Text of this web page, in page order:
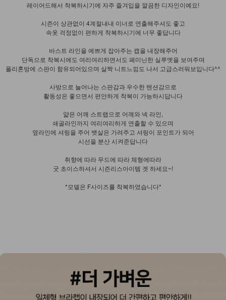
레이어드해서 착복하시기에 자주 즐겨입을 깔끔한 디자인이예요!
시즌이 상관없이 4계절내내 이너로 연출해주셔도 좋고
속옷 걱정없이 편하게 착복하시기에 너무 좋답니다
바스트 라인을 예쁘게 잡아주는 캡을 내장해주어
단독으로 착복시에도 여리여리하면서도 페미닌한 실루엣을 보여주며
폴리혼방에 스판이 함유되어있으며 살짝 니트느낌도 나서 고급스러워보입니다^^
사방으로 늘어나는 스판감과 우수한 텐션감으로
활동성은 좋으면서 편안하게 착복이 가능하시답니다
얇은 어깨 스트랩으로 어깨와 넥 라인,
쇄골라인까지 여리여리하게 연출할 수 있으며
옆라인에 셔링을 주어 뱃살은 가려주고 셔링이 포인트가 되어
시선을 분산 시켜준답니다
취향에 따라 무드에 따라 체형에따라
굿 초이스하셔서 시즌리스아이템 겟 하세요~!
*모델은 F사이즈를 착복하였습니다*